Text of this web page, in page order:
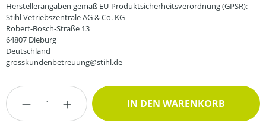
Herstellerangaben gemäß EU-Produktsicherheitsverordnung (GPSR):
Stihl Vetriebszentrale AG & Co. KG
Robert-Bosch-Straße 13
64807 Dieburg
Deutschland
grosskundenbetreuung@stihl.de
Produkt Anzahl: Gib den gewünschten
IN DEN WARENKORB